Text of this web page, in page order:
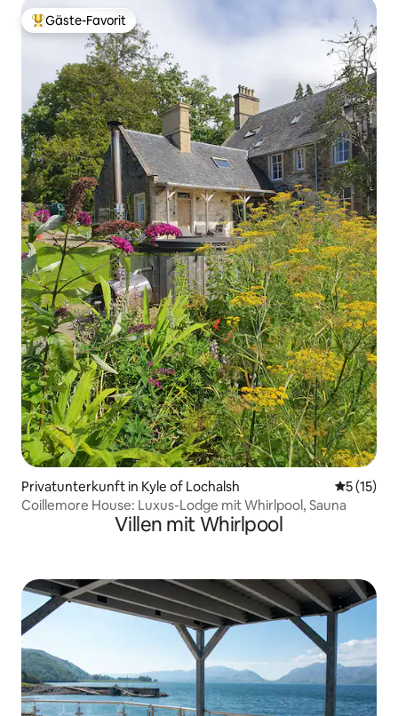
Beliebter Gäste-Favorit.
Gäste-Favorit
Privatunterkunft in Kyle of Lochalsh
5 (15)
Coillemore House: Luxus-Lodge mit Whirlpool, Sauna
Villen mit Whirlpool